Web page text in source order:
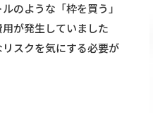
のような「枠を買う」
が発生していました
スクを気にする必要が